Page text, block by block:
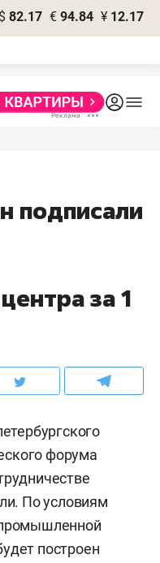
$ 82.17 € 94.84 ¥ 12.17
подписали
за 1
форума
По условиям
построен